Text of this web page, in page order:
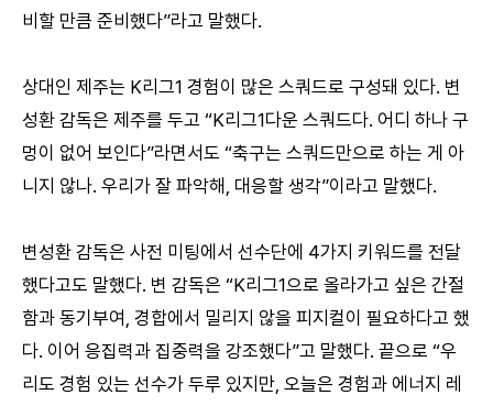
비할 만큼 준비했다”라고 말했다.
상대인 제주는 K리그1 경험이 많은 스쿼드로 구성돼 있다. 변
성환 감독은 제주를 두고 “K리그1다운 스쿼드다. 어디 하나 구
멍이 없어 보인다”라면서도 “축구는 스쿼드만으로 하는 게 아
니지 않나. 우리가 잘 파악해, 대응할 생각”이라고 말했다.
변성환 감독은 사전 미팅에서 선수단에 4가지 키워드를 전달
했다고도 말했다. 변 감독은 “K리그1으로 올라가고 싶은 간절
함과 동기부여, 경합에서 밀리지 않을 피지컬이 필요하다고 했
다. 이어 응집력과 집중력을 강조했다”고 말했다. 끝으로 “우
리도 경험 있는 선수가 두루 있지만, 오늘은 경험과 에너지 레